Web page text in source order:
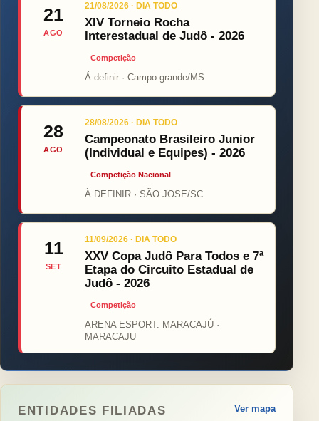
21
AGO
21/08/2026 · DIA TODO
XIV Torneio Rocha
Interestadual de Judô - 2026
Competição
Á definir · Campo grande/MS
28
AGO
28/08/2026 · DIA TODO
Campeonato Brasileiro Junior
(Individual e Equipes) - 2026
Competição Nacional
À DEFINIR · SÃO JOSE/SC
11
SET
11/09/2026 · DIA TODO
XXV Copa Judô Para Todos e 7ª
Etapa do Circuito Estadual de
Judô - 2026
Competição
ARENA ESPORT. MARACAJÚ ·
MARACAJU
ENTIDADES FILIADAS Ver mapa